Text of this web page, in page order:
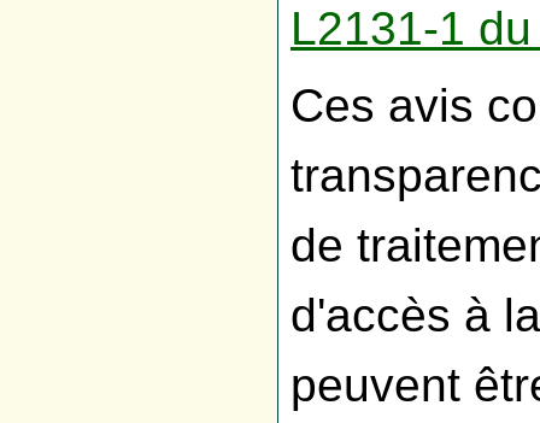
L2131-1 du
Ces avis
de
d'accès à
peuvent